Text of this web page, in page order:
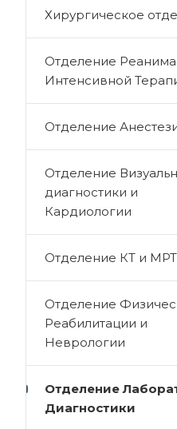
Хирургическое
Отделение
Интенсивной
Отделение
Отделение
диагностики и
Кардиологии
Отделение КТ и МРТ
Отделение
Реабилитации и
Неврологии
Отделение
Диагностики